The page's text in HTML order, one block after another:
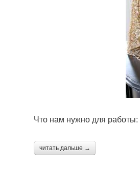
Что нам нужно для работы:
читать дальше →